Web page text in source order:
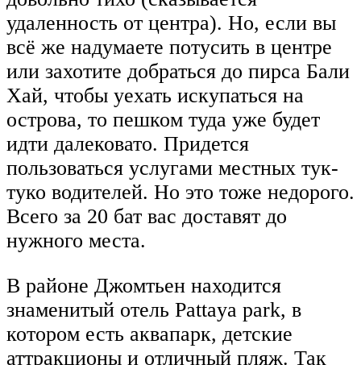
удаленность от центра). Но, если вы
всё же надумаете потусить в центре
или захотите добраться до пирса Бали
Хай, чтобы уехать искупаться на
острова, то пешком туда уже будет
идти далековато. Придется
пользоваться услугами местных тук-
туко водителей. Но это тоже недорого.
Всего за 20 бат вас доставят до
нужного места.
В районе Джомтьен находится
знаменитый отель Pattaya park, в
котором есть аквапарк, детские
аттракционы и отличный пляж. Так